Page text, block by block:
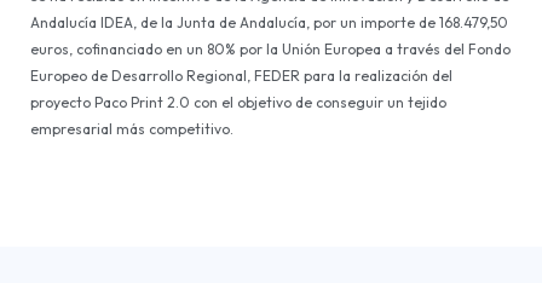
Andalucía IDEA, de la Junta de Andalucía, por un importe de 168.479,50
euros, cofinanciado en un 80% por la Unión Europea a través del Fondo
Europeo de Desarrollo Regional, FEDER para la realización del
proyecto Paco Print 2.0 con el objetivo de conseguir un tejido
empresarial más competitivo.